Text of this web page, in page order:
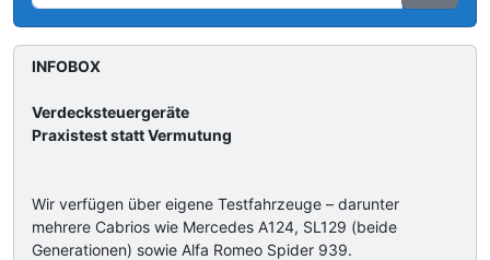
INFOBOX
Verdecksteuergeräte
Praxistest statt Vermutung
Wir verfügen über eigene Testfahrzeuge – darunter
mehrere Cabrios wie Mercedes A124, SL129 (beide
Generationen) sowie Alfa Romeo Spider 939.